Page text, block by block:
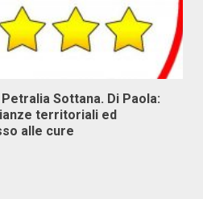
Sottana. Di Paola:
territoriali ed
alle cure